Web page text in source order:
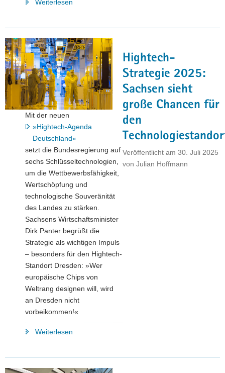
Weiterlesen
sich
vom
Baufortschritt
auf
der
Infineon-
in
Dresden"
Hightech-
Strategie 2025:
Sachsen sieht
große Chancen für
den
Veröffentlicht am 30. Juli 2025
von Julian Hoffmann
Mit der neuen
»Hightech-Agenda
Deutschland«
setzt die Bundesregierung auf
sechs Schlüsseltechnologien,
um die Wettbewerbsfähigkeit,
Wertschöpfung und
technologische Souveränität
des Landes zu stärken.
Sachsens Wirtschaftsminister
Dirk Panter begrüßt die
Strategie als wichtigen Impuls
– besonders für den Hightech-
Standort Dresden: »Wer
europäische Chips von
Weltrang designen will, wird
an Dresden nicht
vorbeikommen!«
Weiterlesen